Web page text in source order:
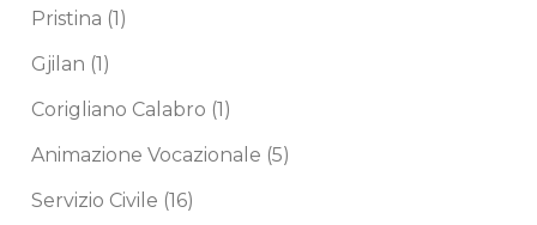
Pristina (1)
Gjilan (1)
Corigliano Calabro (1)
Animazione Vocazionale (5)
Servizio Civile (16)